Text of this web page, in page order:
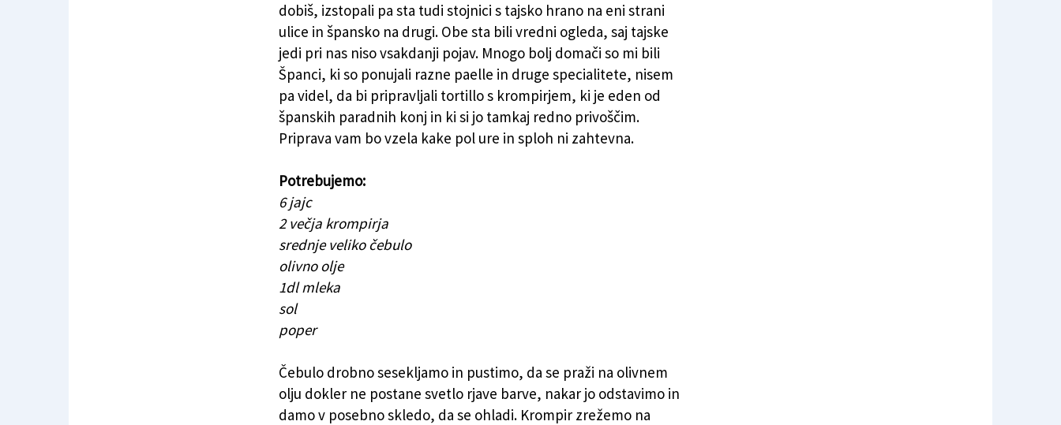
dobiš, izstopali pa sta tudi stojnici s tajsko hrano na eni strani
ulice in špansko na drugi. Obe sta bili vredni ogleda, saj tajske
jedi pri nas niso vsakdanji pojav. Mnogo bolj domači so mi bili
Španci, ki so ponujali razne paelle in druge specialitete, nisem
pa videl, da bi pripravljali tortillo s krompirjem, ki je eden od
španskih paradnih konj in ki si jo tamkaj redno privoščim.
Priprava vam bo vzela kake pol ure in sploh ni zahtevna.
Potrebujemo:
6 jajc
2 večja krompirja
srednje veliko čebulo
olivno olje
1dl mleka
sol
poper
Čebulo drobno sesekljamo in pustimo, da se praži na olivnem
olju dokler ne postane svetlo rjave barve, nakar jo odstavimo in
damo v posebno skledo, da se ohladi. Krompir zrežemo na